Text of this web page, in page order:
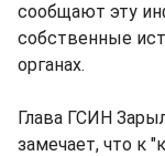
сообщают эту
собственные
органах.
Глава ГСИН
замечает, что к